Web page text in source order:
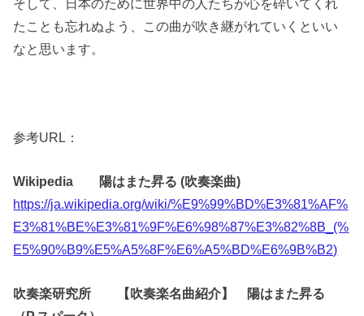
そして、日本のために世界中の人たちが心を砕いてくれ
たことも忘れぬよう、この曲が吹き継がれていくといい
なと思います。
参考URL：
Wikipedia 陽はまた昇る (吹奏楽曲)
https://ja.wikipedia.org/wiki/%E9%99%BD%E3%81%AF%
E3%81%BE%E3%81%9F%E6%98%87%E3%82%8B_(%
E5%90%B9%E5%A5%8F%E6%A5%BD%E6%9B%B2)
吹奏楽研究所 【吹奏楽名曲紹介】 陽はまた昇る